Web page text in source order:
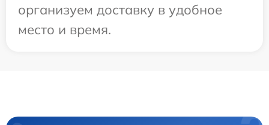
организуем доставку в удобное
место и время.